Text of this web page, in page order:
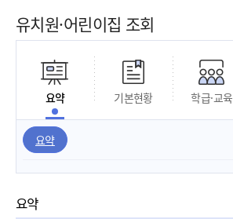
유치원·어린이집 조회
요약 기본현황 학급·교육
요약
요약